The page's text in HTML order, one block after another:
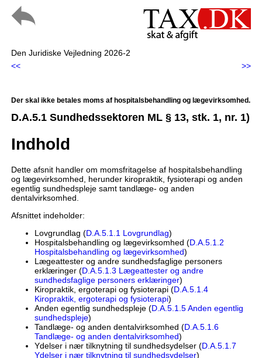
Den Juridiske Vejledning 2026-2
<<
>>
Der skal ikke betales moms af hospitalsbehandling og lægevirksomhed.
D.A.5.1 Sundhedssektoren ML § 13, stk. 1, nr. 1)
Indhold
Dette afsnit handler om momsfritagelse af hospitalsbehandling
og lægevirksomhed, herunder kiropraktik, fysioterapi og anden
egentlig sundhedspleje samt tandlæge- og anden
dentalvirksomhed.
Afsnittet indeholder:
Lovgrundlag (D.A.5.1.1 Lovgrundlag)
Hospitalsbehandling og lægevirksomhed (D.A.5.1.2
Hospitalsbehandling og lægevirksomhed)
Lægeattester og andre sundhedsfaglige personers
erklæringer (D.A.5.1.3 Lægeattester og andre
sundhedsfaglige personers erklæringer)
Kiropraktik, ergoterapi og fysioterapi (D.A.5.1.4
Kiropraktik, ergoterapi og fysioterapi)
Anden egentlig sundhedspleje (D.A.5.1.5 Anden egentlig
sundhedspleje)
Tandlæge- og anden dentalvirksomhed (D.A.5.1.6
Tandlæge- og anden dentalvirksomhed)
Ydelser i nær tilknytning til sundhedsydelser (D.A.5.1.7
Ydelser i nær tilknytning til sundhedsydelser)